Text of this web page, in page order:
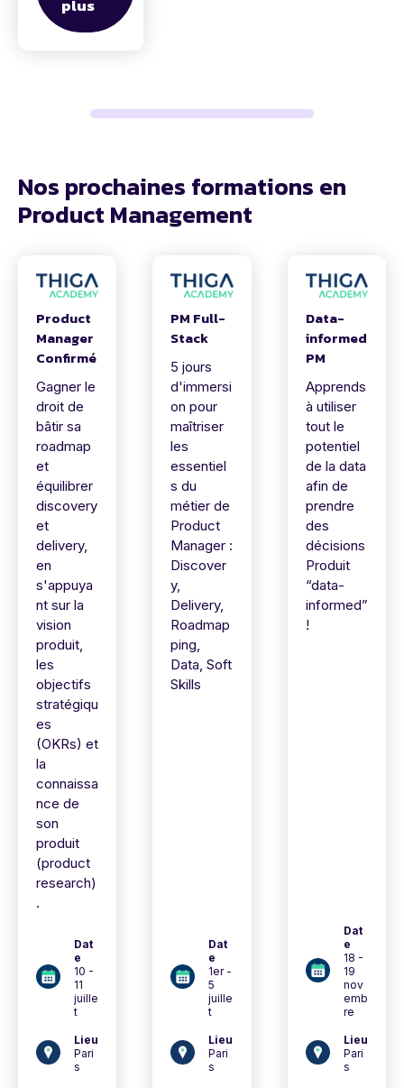
plus
Nos prochaines formations en
Product Management
Product
Manager
Confirmé
Gagner le
droit de
bâtir sa
roadmap
et
équilibrer
discovery
et
delivery,
en
s'appuya
nt sur la
vision
produit,
les
objectifs
stratégiqu
es
(OKRs) et
la
connaissa
nce de
son
produit
(product
research)
.
Dat
e
10 -
11
juille
t
Lieu
Pari
s
PM Full-
Stack
5 jours
d'immersi
on pour
maîtriser
les
essentiel
s du
métier de
Product
Manager :
Discover
y,
Delivery,
Roadmap
ping,
Data, Soft
Skills
Dat
e
1er -
5
juille
t
Lieu
Pari
s
Data-
informed
PM
Apprends
à utiliser
tout le
potentiel
de la data
afin de
prendre
des
décisions
Produit
“data-
informed”
!
Dat
e
18 -
19
nov
emb
re
Lieu
Pari
s